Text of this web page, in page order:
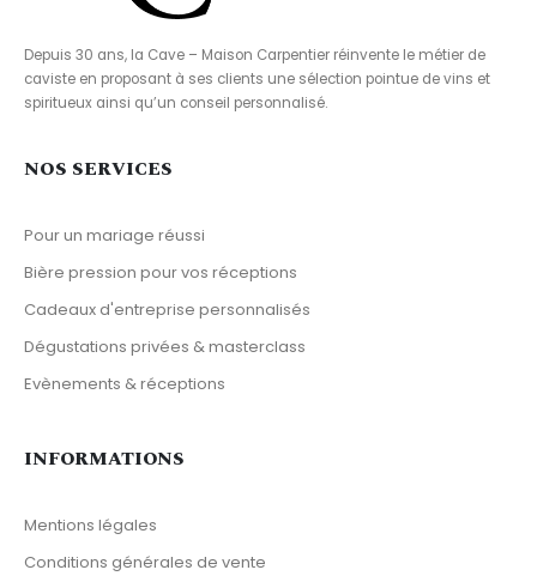
Depuis 30 ans, la Cave – Maison Carpentier réinvente le métier de
caviste en proposant à ses clients une sélection pointue de vins et
spiritueux ainsi qu’un conseil personnalisé.
NOS SERVICES
Pour un mariage réussi
Bière pression pour vos réceptions
Cadeaux d'entreprise personnalisés
Dégustations privées & masterclass
Evènements & réceptions
INFORMATIONS
Mentions légales
Conditions générales de vente